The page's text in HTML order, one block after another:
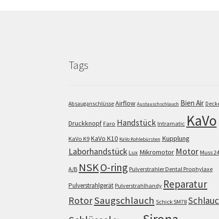
Tags
Absauganschlüsse Airflow Austauschschlauch Bien Air
Druckknopf Faro Handstück Intramatic KaVo
KaVo K9 KaVo K10 KaVo Kohlebürsten Kupplung
Laborhandstück Lux Mikromotor Motor Muss
A/B NSKO-ring Pulverstrahler Dental Prophylaxe
Pulverstrahlgerät Pulverstrahlhandy Reparatur
RotorSaugschlauch Schick SM78